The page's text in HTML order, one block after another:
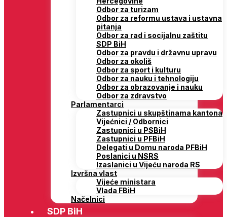
Odbor za turizam
Odbor za reformu ustava i ustavna
pitanja
Odbor za rad i socijalnu zaštitu
SDP BiH
Odbor za pravdu i državnu upravu
Odbor za okoliš
Odbor za sport i kulturu
Odbor za nauku i tehnologiju
Odbor za obrazovanje i nauku
Odbor za zdravstvo
Parlamentarci
Zastupnici u skupštinama kantona
Vijećnici / Odbornici
Zastupnici u PSBiH
Zastupnici u PFBiH
Delegati u Domu naroda PFBiH
Poslanici u NSRS
Izaslanici u Vijeću naroda RS
Izvršna vlast
Vijeće ministara
Vlada FBiH
Načelnici
SDP BiH